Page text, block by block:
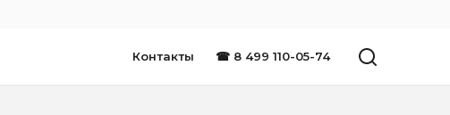
Контакты ☎ 8 499 110-05-74